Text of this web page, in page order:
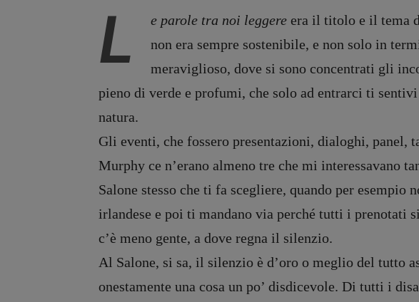
L e parole tra noi leggere era il titolo e il tema
non era sempre sostenibile, e non solo in
meraviglioso, dove si sono concentrati gli
pieno di verde e profumi, che solo ad entrarci ti
natura.
Gli eventi, che fossero presentazioni, dialoghi, panel,
Murphy ce n’erano almeno tre che mi interessavano
Salone stesso che ti fa scegliere, quando per
irlandese e poi ti mandano via perché tutti i prenotati
c’è meno gente, a dove regna il silenzio.
Al Salone, si sa, il silenzio è d’oro o meglio del tutto
onestamente una cosa un po’ disdicevole. Di tutti i